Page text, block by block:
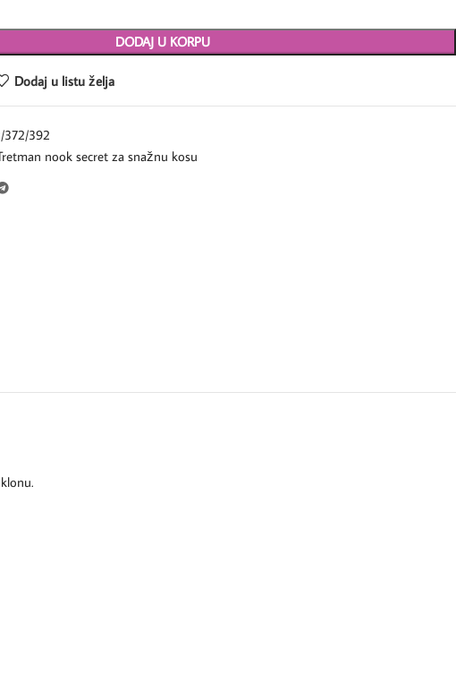
DODAJ U KORPU
Dodaj u listu želja
372/392
nook secret za snažnu kosu